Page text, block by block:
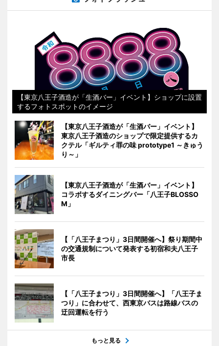
【東京八王子酒造が「生酒バー」イベント】ショップに設置
するフォトスポットのイメージ
【東京八王子酒造が「生酒バー」イベント】
東京八王子酒造のショップで限定提供するカ
クテル「ギルティ罪の味 prototype1 ～きゅう
り～」
【東京八王子酒造が「生酒バー」イベント】
コラボするダイニングバー「八王子BLOSSO
M」
【「八王子まつり」3日間開催へ】祭り期間中
の交通規制について発表する初宿和夫八王子
市長
【「八王子まつり」3日間開催へ】「八王子ま
つり」に合わせて、西東京バスは路線バスの
迂回運転を行う
もっと見る